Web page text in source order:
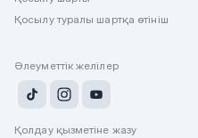
Қосылу туралы шартқа өтініш
Әлеуметтік желілер
Қолдау қызметіне жазу